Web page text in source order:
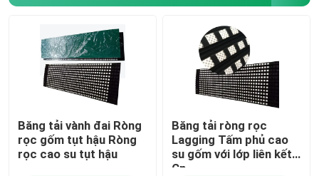
Băng tải vành đai Ròng
rọc gốm tụt hậu Ròng
rọc cao su tụt hậu
Băng tải ròng rọc
Lagging Tấm phủ cao
su gốm với lớp liên kết
Cn